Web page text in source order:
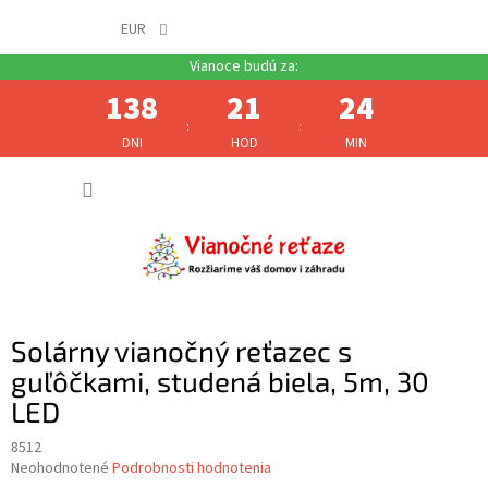
138
DNI
: 21
HOD
: 24
MIN
EUR
Solárny vianočný reťazec s
guľôčkami, studená biela, 5m, 30
LED
8512
Priemerné
Neohodnotené Podrobnosti hodnotenia